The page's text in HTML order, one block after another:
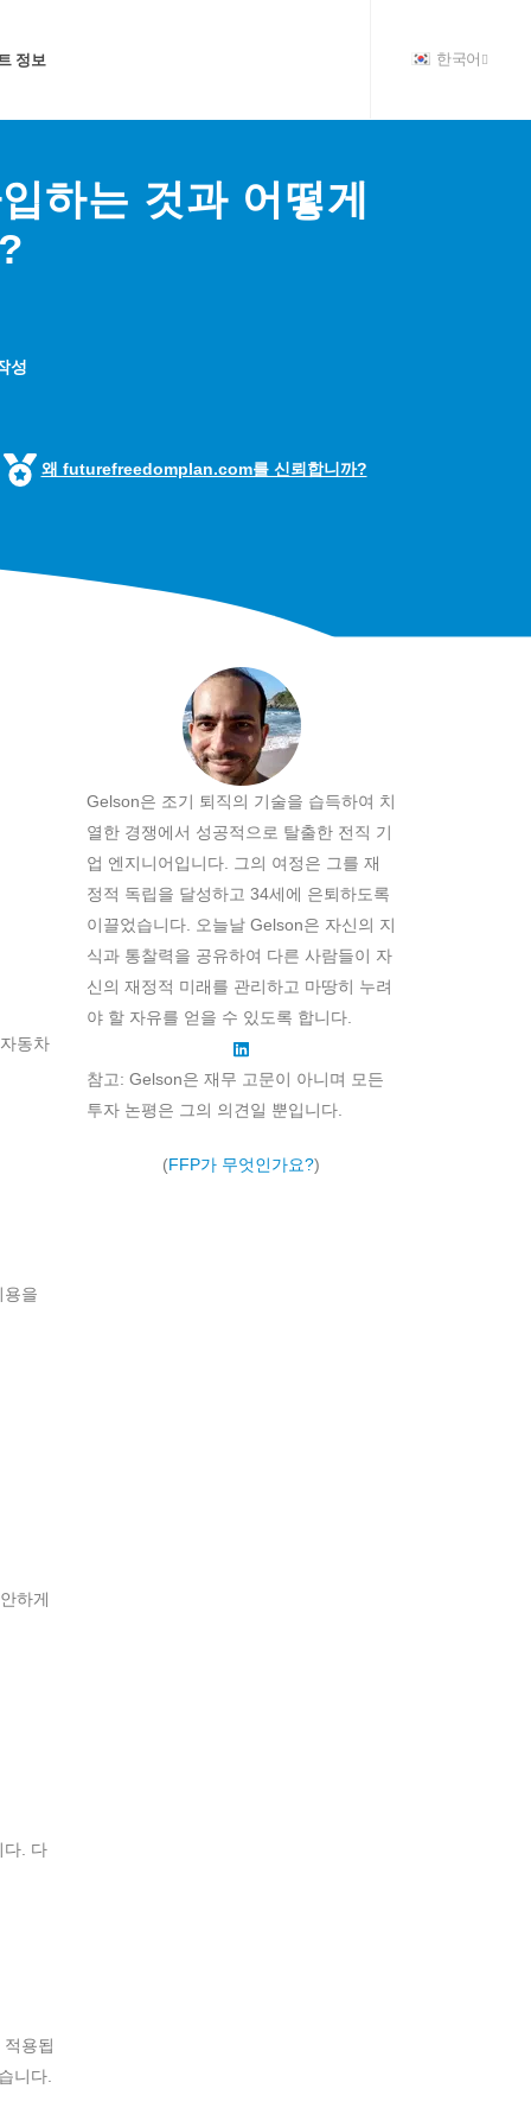
정보 한국어
하는 것과 어떻게
성
왜 futurefreedomplan.com를 신뢰합니까?
동차
용을
하게
다. 다
용됩
니다.
Gelson은 조기 퇴직의 기술을 습득하여 치
열한 경쟁에서 성공적으로 탈출한 전직 기
업 엔지니어입니다. 그의 여정은 그를 재
정적 독립을 달성하고 34세에 은퇴하도록
이끌었습니다. 오늘날 Gelson은 자신의 지
식과 통찰력을 공유하여 다른 사람들이 자
신의 재정적 미래를 관리하고 마땅히 누려
야 할 자유를 얻을 수 있도록 합니다.
참고: Gelson은 재무 고문이 아니며 모든
투자 논평은 그의 의견일 뿐입니다.
(FFP가 무엇인가요?)